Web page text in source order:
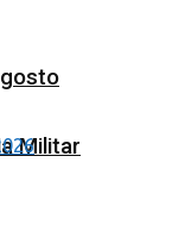
Militar